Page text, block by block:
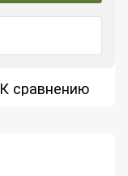
К сравнению